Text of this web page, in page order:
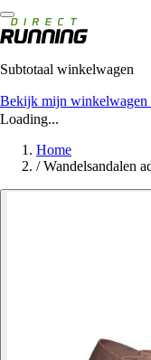
Subtotaal winkelwagen
Bekijk mijn winkelwagen
Loading...
Home
/ Wandelsandalen